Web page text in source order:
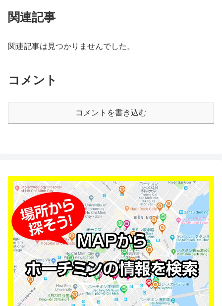
関連記事
関連記事は見つかりませんでした。
コメント
コメントを書き込む